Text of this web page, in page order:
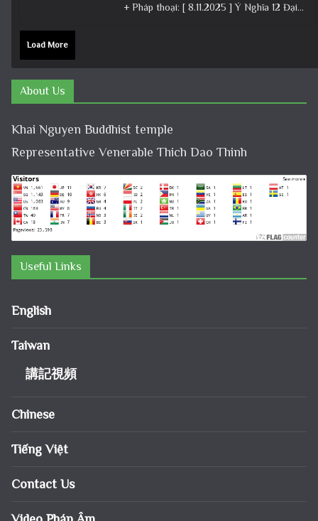
+ Pháp thoại: [ 8.11.2025 ] Ý Nghĩa 12 Đại Nguyện Của Bồ Tát Quán Âm – Vía 19/9 Â.L│Thầy
Load More
About Us
Khai Nguyen Buddhist temple
Representative Venerable Thich Dao Thinh
Useful Links
English
Taiwan
講記視頻
Chinese
Tiếng Việt
Contact Us